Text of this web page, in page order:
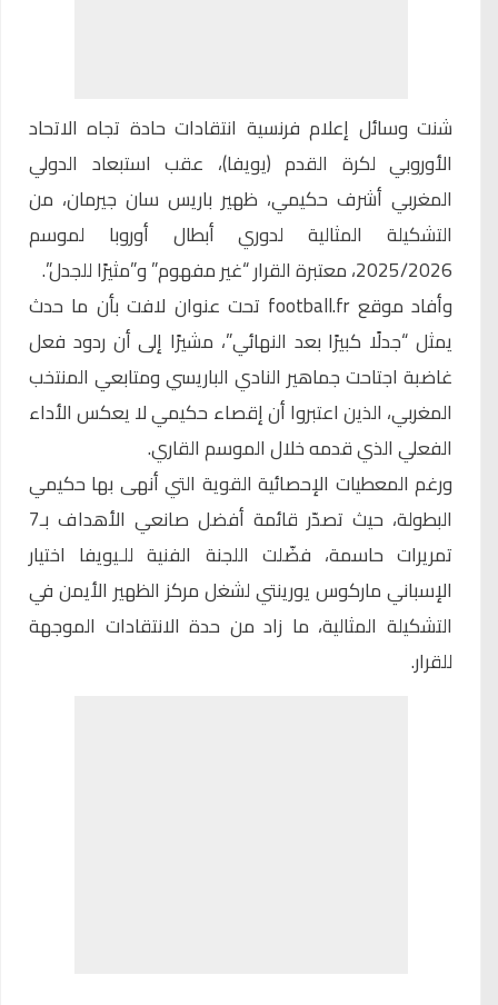
شنت وسائل إعلام فرنسية انتقادات حادة تجاه الاتحاد
الأوروبي لكرة القدم (يويفا)، عقب استبعاد الدولي
المغربي أشرف حكيمي، ظهير باريس سان جيرمان، من
التشكيلة المثالية لدوري أبطال أوروبا لموسم
2025/2026، معتبرة القرار “غير مفهوم” و”مثيرًا للجدل”.
وأفاد موقع football.fr
تحت عنوان لافت بأن ما حدث
يمثل “جدلًا كبيرًا بعد النهائي”، مشيرًا إلى أن ردود فعل
غاضبة اجتاحت جماهير النادي الباريسي ومتابعي المنتخب
المغربي، الذين اعتبروا أن إقصاء حكيمي لا يعكس الأداء
الفعلي الذي قدمه خلال الموسم القاري.
ورغم المعطيات الإحصائية القوية التي أنهى بها حكيمي
البطولة، حيث تصدّر قائمة أفضل صانعي الأهداف بـ7
تمريرات حاسمة، فضّلت اللجنة الفنية للـيويفا اختيار
الإسباني ماركوس يورينتي لشغل مركز الظهير الأيمن في
التشكيلة المثالية، ما زاد من حدة الانتقادات الموجهة
للقرار.